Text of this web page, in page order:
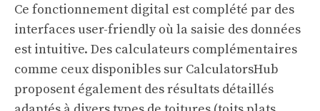
Ce fonctionnement digital est complété par des
interfaces user-friendly où la saisie des données
est intuitive. Des calculateurs complémentaires
comme ceux disponibles sur CalculatorsHub
proposent également des résultats détaillés